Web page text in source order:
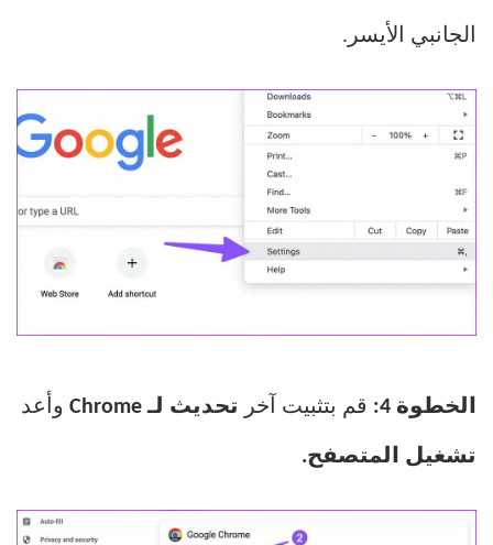
الجانبي الأيسر.
الخطوة 4: قم بتثبيت آخر تحديث لـ Chrome وأعد
تشغيل المتصفح.